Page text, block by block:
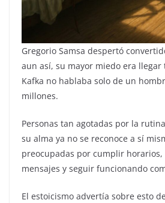
Gregorio Samsa despertó
aun así, su mayor miedo era
Kafka no hablaba solo de un
millones.
Personas tan agotadas por la
su alma ya no se reconoce a sí
preocupadas por cumplir
mensajes y seguir funcionando
El estoicismo advertía sobre esto